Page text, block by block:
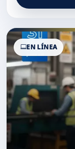
EN LÍNEA